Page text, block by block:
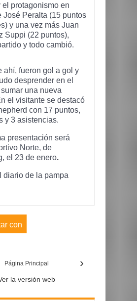
el protagonismo en
José Peralta (15 puntos
y una vez más Juan
Suppi (22 puntos),
y todo cambió.
ahí, fueron gol a gol y
desprender en el
una nueva
el visitante se destacó
con 17 puntos,
y 3 asistencias.
presentación será
Norte, de
el 23 de enero.
diario de la pampa
con
›
Página Principal
la versión web